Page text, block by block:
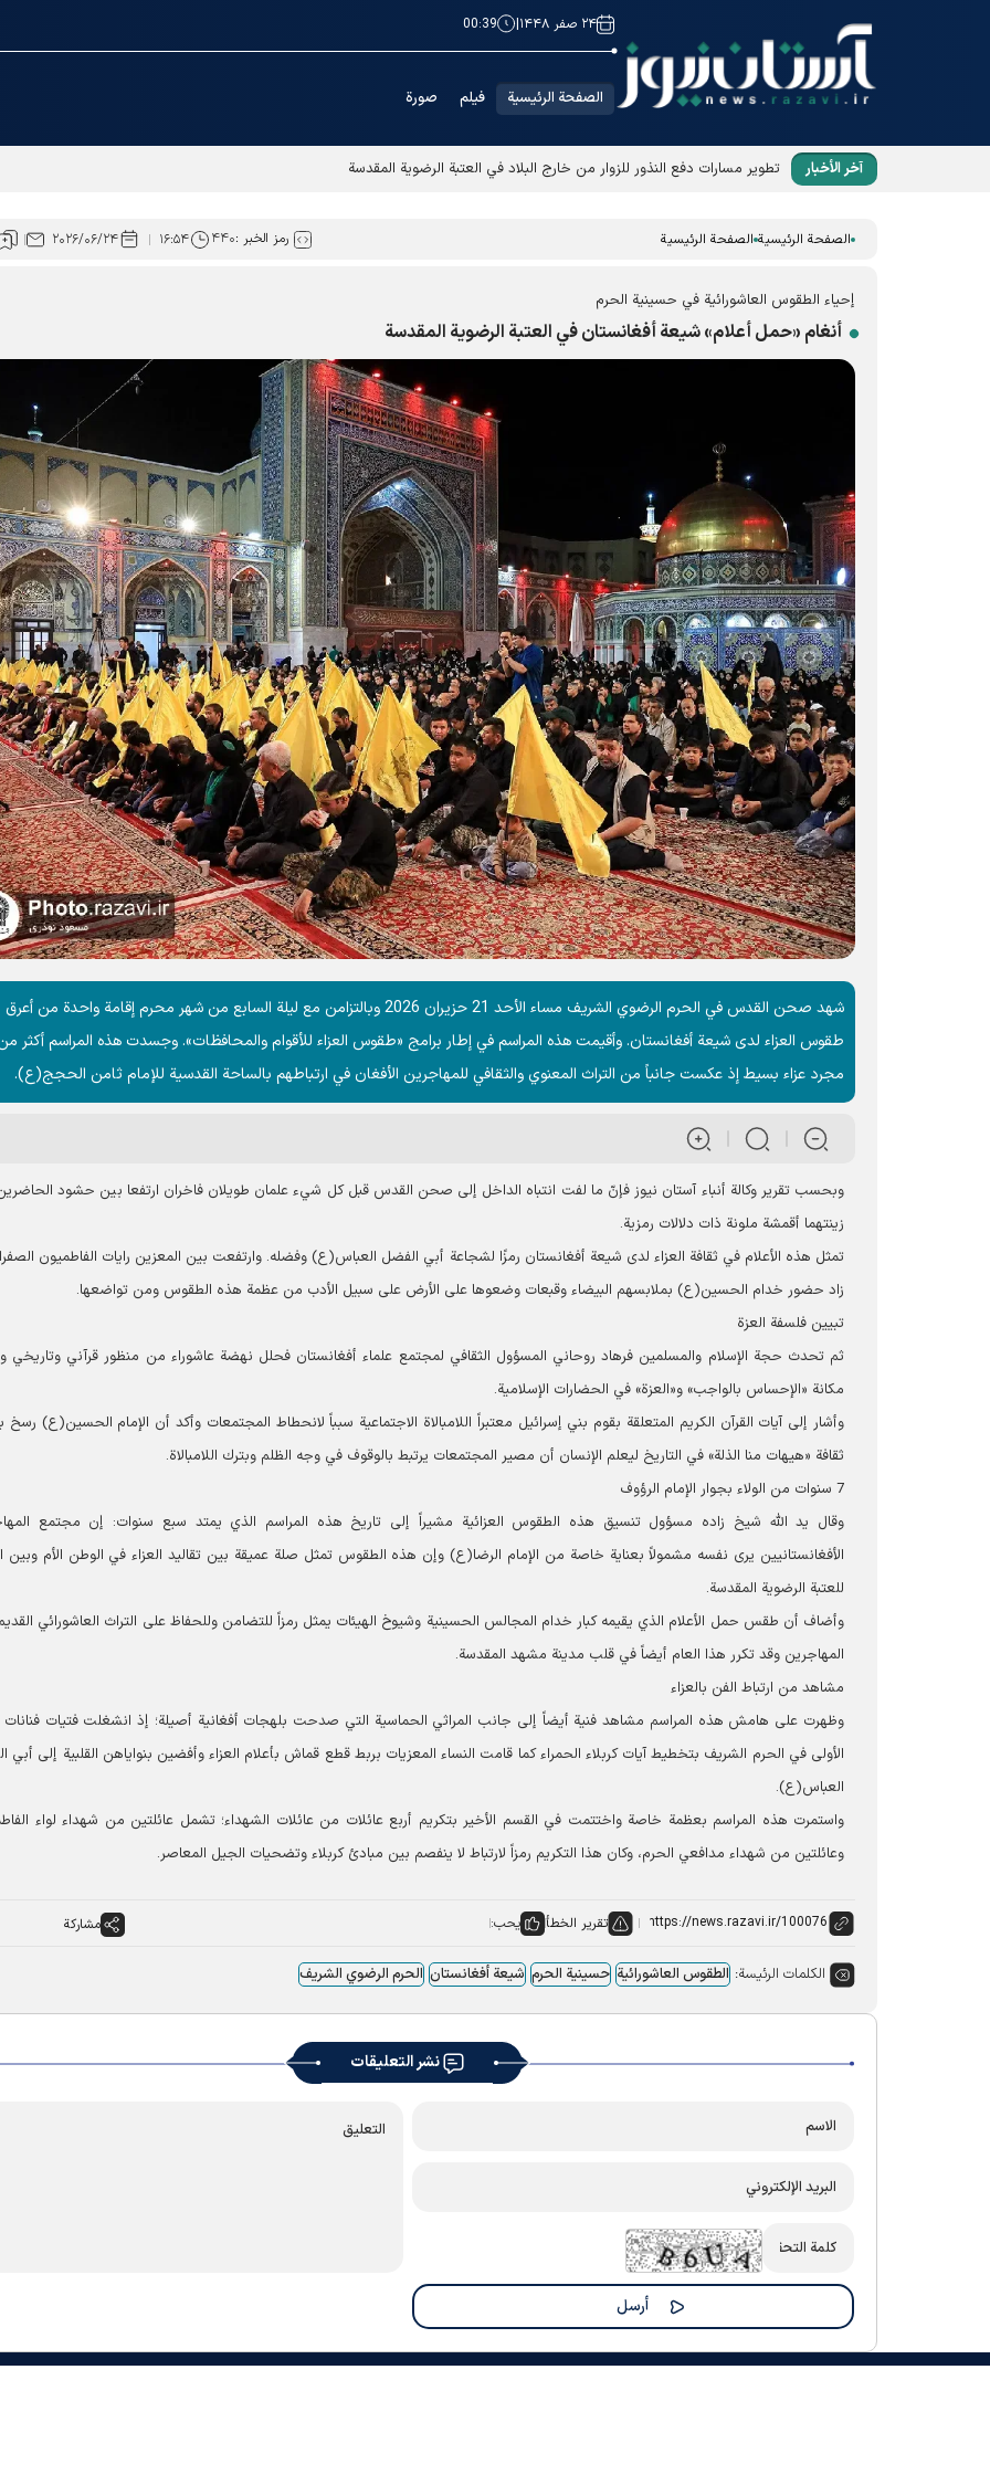
۲۴ صفر ۱۴۴۸ |
00:39
الصفحة الرئيسية فیلم صورة
آخر الأخبار تطوير مسارات دفع النذور للزوار من خارج البلاد في العتبة الرضوية المقدسة
الصفحة الرئيسية الصفحة الرئيسية رمز الخبر :۴۴۰ ۱۶:۵۴ ۲۰۲۶/۰۶/۲۴
إحياء الطقوس العاشورائية في حسينية الحرم
أنغام «حمل أعلام» شيعة أفغانستان في العتبة الرضوية المقدسة
شهد صحن القدس في الحرم الرضوي الشریف مساء الأحد 21 حزیران 2026 وبالتزامن مع ليلة السابع من شهر محرم إقامة واحدة من أعرق
طقوس العزاء لدى شيعة أفغانستان. وأقيمت هذه المراسم في إطار برامج «طقوس العزاء للأقوام والمحافظات». وجسدت هذه المراسم أكثر
مجرد عزاء بسيط إذ عكست جانباً من التراث المعنوي والثقافي للمهاجرين الأفغان في ارتباطهم بالساحة القدسية للإمام ثامن الحجج(ع).
وبحسب تقرير وکالة أنباء آستان نيوز فإنّ ما لفت انتباه الداخل إلى صحن القدس قبل كل شيء علمان طويلان فاخران ارتفعا بين حشود
زينتهما أقمشة ملونة ذات دلالات رمزية.
تمثل هذه الأعلام في ثقافة العزاء لدى شيعة أفغانستان رمزًا لشجاعة أبي الفضل العباس(ع) وفضله. وارتفعت بين المعزين رايات الفاطميون
زاد حضور خدام الحسين(ع) بملابسهم البيضاء وقبعات وضعوها على الأرض على سبيل الأدب من عظمة هذه الطقوس ومن تواضعها.
تبيين فلسفة العزة
ثم تحدث حجة الإسلام والمسلمين فرهاد روحاني المسؤول الثقافي لمجتمع علماء أفغانستان فحلل نهضة عاشوراء من منظور قرآني وتاريخي
مكانة «الإحساس بالواجب» و«العزة» في الحضارات الإسلامية.
وأشار إلى آيات القرآن الكريم المتعلقة بقوم بني إسرائيل معتبراً اللامبالاة الاجتماعية سبباً لانحطاط المجتمعات وأكد أن الإمام الحسين(ع) رسخ
ثقافة «هيهات منا الذلة» في التاريخ ليعلم الإنسان أن مصير المجتمعات يرتبط بالوقوف في وجه الظلم وبترك اللامبالاة.
7 سنوات من الولاء بجوار الإمام الرؤوف
وقال يد الله شيخ زاده مسؤول تنسيق هذه الطقوس العزائية مشيراً إلى تاريخ هذه المراسم الذي يمتد سبع سنوات: إن مجتمع
الأفغانستانیین يرى نفسه مشمولاً بعناية خاصة من الإمام الرضا(ع) وإن هذه الطقوس تمثل صلة عميقة بين تقاليد العزاء في الوطن الأم
للعتبة الرضوية المقدسة.
وأضاف أن طقس حمل الأعلام الذي يقيمه كبار خدام المجالس الحسينية وشيوخ الهيئات يمثل رمزاً للتضامن وللحفاظ على التراث العاشورائي
المهاجرين وقد تكرر هذا العام أيضاً في قلب مدينة مشهد المقدسة.
مشاهد من ارتباط الفن بالعزاء
وظهرت على هامش هذه المراسم مشاهد فنية أيضاً إلى جانب المراثي الحماسية التي صدحت بلهجات أفغانية أصيلة؛ إذ انشغلت فتيات فنانات
الأولى في الحرم الشریف بتخطیط آيات كربلاء الحمراء كما قامت النساء المعزیات بربط قطع قماش بأعلام العزاء وأفضين بنواياهن القلبية إلى أبي
العباس(ع).
واستمرت هذه المراسم بعظمة خاصة واختتمت في القسم الأخير بتكريم أربع عائلات من عائلات الشهداء؛ تشمل عائلتين من شهداء لواء
وعائلتين من شهداء مدافعي الحرم، وكان هذا التكريم رمزاً لارتباط لا ينفصم بين مبادئ كربلاء وتضحيات الجيل المعاصر.
تقرير الخطأ يحب: مشاركة
الكلمات الرئيسة: الطقوس العاشورائية حسينية الحرم شيعة أفغانستان الحرم الرضوي الشریف
نشر التعليقات